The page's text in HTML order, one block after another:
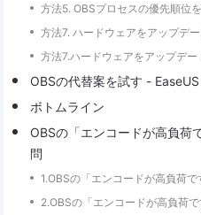
方法5. OBSプロセスの優先順位
方法7. ハードウェアをアップデ
方法7.ハードウェアをアップデー
OBSの代替案を試す -
ボトムライン
OBSの「エンコードが高負荷
問
1.OBSの「エンコードが高負荷
2.OBSの「エンコードが高負荷